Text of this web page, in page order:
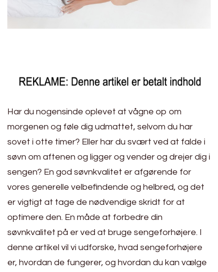
Har du nogensinde oplevet at vågne op om
morgenen og føle dig udmattet, selvom du har
sovet i otte timer? Eller har du svært ved at falde i
søvn om aftenen og ligger og vender og drejer dig i
sengen? En god søvnkvalitet er afgørende for
vores generelle velbefindende og helbred, og det
er vigtigt at tage de nødvendige skridt for at
optimere den. En måde at forbedre din
søvnkvalitet på er ved at bruge sengeforhøjere. I
denne artikel vil vi udforske, hvad sengeforhøjere
er, hvordan de fungerer, og hvordan du kan vælge